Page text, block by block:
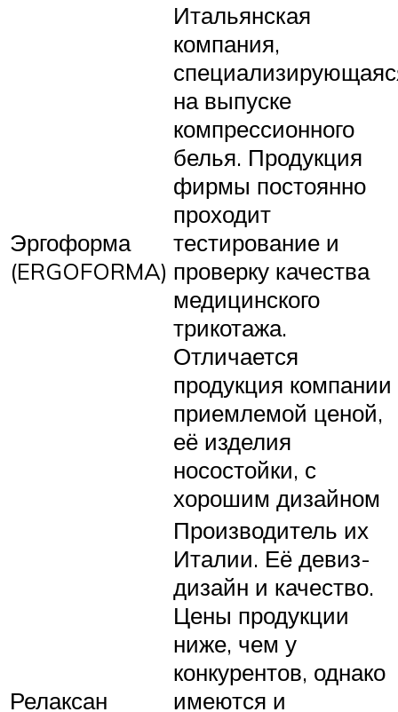
Эргоформа
(ERGOFORMA)
Итальянская
компания,
на выпуске
компрессионного
белья. Продукция
фирмы постоянно
проходит
тестирование и
проверку качества
медицинского
трикотажа.
Отличается
продукция компании
приемлемой ценой,
её изделия
носостойки, с
хорошим дизайном
Релаксан
Производитель их
Италии. Её девиз-
дизайн и качество.
Цены продукции
ниже, чем у
конкурентов, однако
имеются и